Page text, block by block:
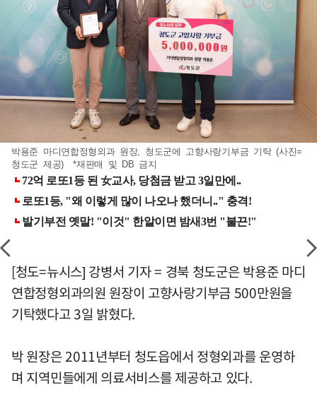
박용준 마디연합정형외과 원장, 청도군에 고향사랑기부금 기탁 (사진=
청도군 제공) *재판매 및 DB 금지
[청도=뉴시스] 강병서 기자 = 경북 청도군은 박용준 마디
연합정형외과의원 원장이 고향사랑기부금 500만원을
기탁했다고 3일 밝혔다.
박 원장은 2011년부터 청도읍에서 정형외과를 운영하
며 지역민들에게 의료서비스를 제공하고 있다.